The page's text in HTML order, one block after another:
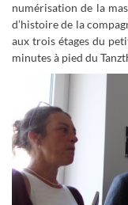
numérisation de la
d’histoire de la
aux trois étages du
minutes à pied du